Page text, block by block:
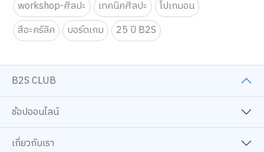
workshop-ศิลปะ
เทคนิคศิลปะ
โปเกมอน
สีอะคริลิค
บอร์ดเกม 25 ปี B2S
B2S CLUB
ช้อปออนไลน์
เกี่ยวกับเรา